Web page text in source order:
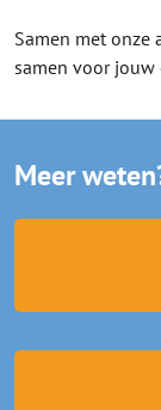
Samen met onze
samen voor
Meer